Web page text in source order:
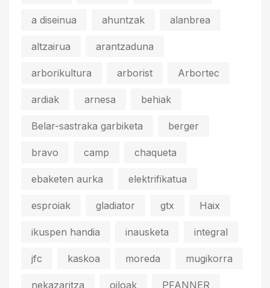
a diseinua ahuntzak alanbrea
altzairua arantzaduna
arborikultura arborist Arbortec
ardiak arnesa behiak
Belar-sastraka garbiketa berger
bravo camp chaqueta
ebaketen aurka elektrifikatua
esproiak gladiator gtx Haix
ikuspen handia inausketa integral
jfc kaskoa moreda mugikorra
nekazaritza oiloak PFANNER